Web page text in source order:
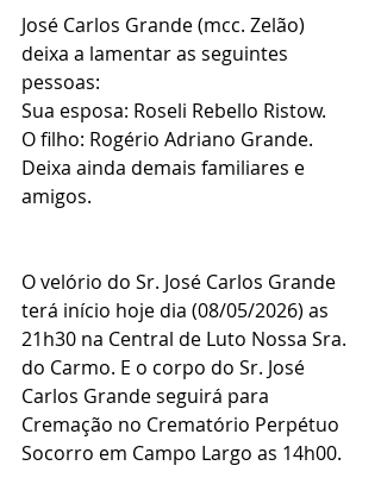
José Carlos Grande (mcc. Zelão)
deixa a lamentar as seguintes
pessoas:
Sua esposa: Roseli Rebello Ristow.
O filho: Rogério Adriano Grande.
Deixa ainda demais familiares e
amigos.
O velório do Sr. José Carlos Grande
terá início hoje dia (08/05/2026) as
21h30 na Central de Luto Nossa Sra.
do Carmo. E o corpo do Sr. José
Carlos Grande seguirá para
Cremação no Crematório Perpétuo
Socorro em Campo Largo as 14h00.